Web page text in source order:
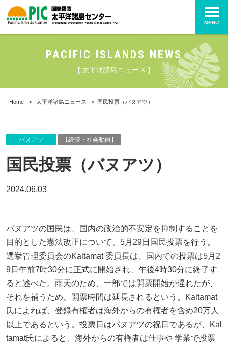
MENU
PACIFIC ISLANDS NEWS
[ 太平洋諸島ニュース ]
Home > 太平洋諸島ニュース > 国民投票（バヌアツ）
バヌアツ 【経済・社会動向】
国民投票（バヌアツ）
2024.06.03
バヌアツの国民は、国内の政治的不安定を抑制することを
目的とした憲法改正について、5月29日国民投票を行う。
選挙管理委員会のKaltamat 委員長は、国内での投票は5月2
9日午前7時30分に正式に開始され、午後4時30分に終了す
ると述べた。雨天のため、一部では開票開始が遅れたが、
それを補うため、開票時間は延長されるという。Kaltamat
氏によれば、登録有権者は海外からの有権者を含め20万人
以上であるという。投票日はバヌアツの祝日であるが、Kal
tamat氏によると、海外からの有権者は仕事や 学業で投票